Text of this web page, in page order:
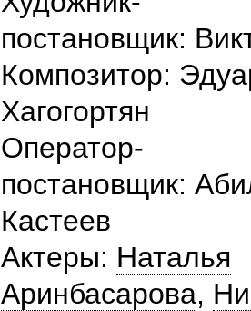
постановщик:
Композитор:
Хагогортян
Оператор-
постановщик:
Кастеев
Актеры: Наталья
Аринбасарова,